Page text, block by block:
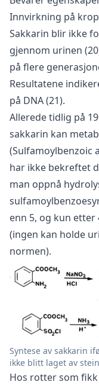
Innvirkning på
Sakkarin blir ikke
gjennom urinen
på flere
Resultatene
på DNA (21).
Allerede tidlig på
sakkarin kan
(Sulfamoylbenzoic
har ikke bekreftet
man oppnå
enn 5, og kun
(ingen kan holde
normen).
Syntese av sakkarin
ikke blitt laget av
Hos rotter som